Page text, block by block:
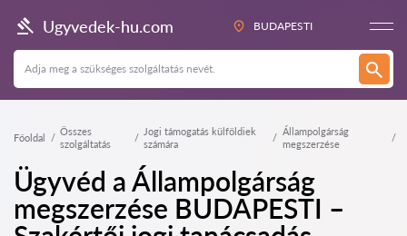
Ugyvedek-hu.com BUDAPESTI
Főoldal
Összes
szolgáltatás
Jogi támogatás külföldiek
számára
Állampolgárság
megszerzése
Ügyvéd a Állampolgárság
megszerzése BUDAPESTI –